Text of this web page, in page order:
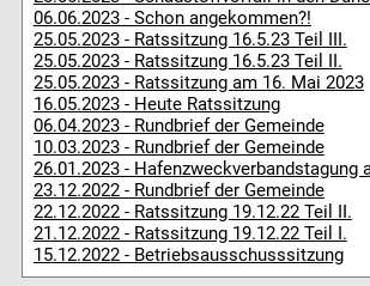
06.06.2023 - Schon angekommen?!
25.05.2023 - Ratssitzung 16.5.23 Teil III.
25.05.2023 - Ratssitzung 16.5.23 Teil II.
25.05.2023 - Ratssitzung am 16. Mai 2023
16.05.2023 - Heute Ratssitzung
06.04.2023 - Rundbrief der Gemeinde
10.03.2023 - Rundbrief der Gemeinde
26.01.2023 - Hafenzweckverbandstagung
23.12.2022 - Rundbrief der Gemeinde
22.12.2022 - Ratssitzung 19.12.22 Teil II.
21.12.2022 - Ratssitzung 19.12.22 Teil I.
15.12.2022 - Betriebsausschusssitzung